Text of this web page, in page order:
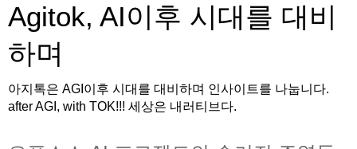
Agitok, AI이후 시대를 대비
하며
아지톡은 AGI이후 시대를 대비하며 인사이트를 나눕니다.
after AGI, with TOK!!! 세상은 내러티브다.